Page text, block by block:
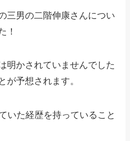
三男の二階伸康さんについ
！
明かされていませんでした
が予想されます。
いた経歴を持っていること